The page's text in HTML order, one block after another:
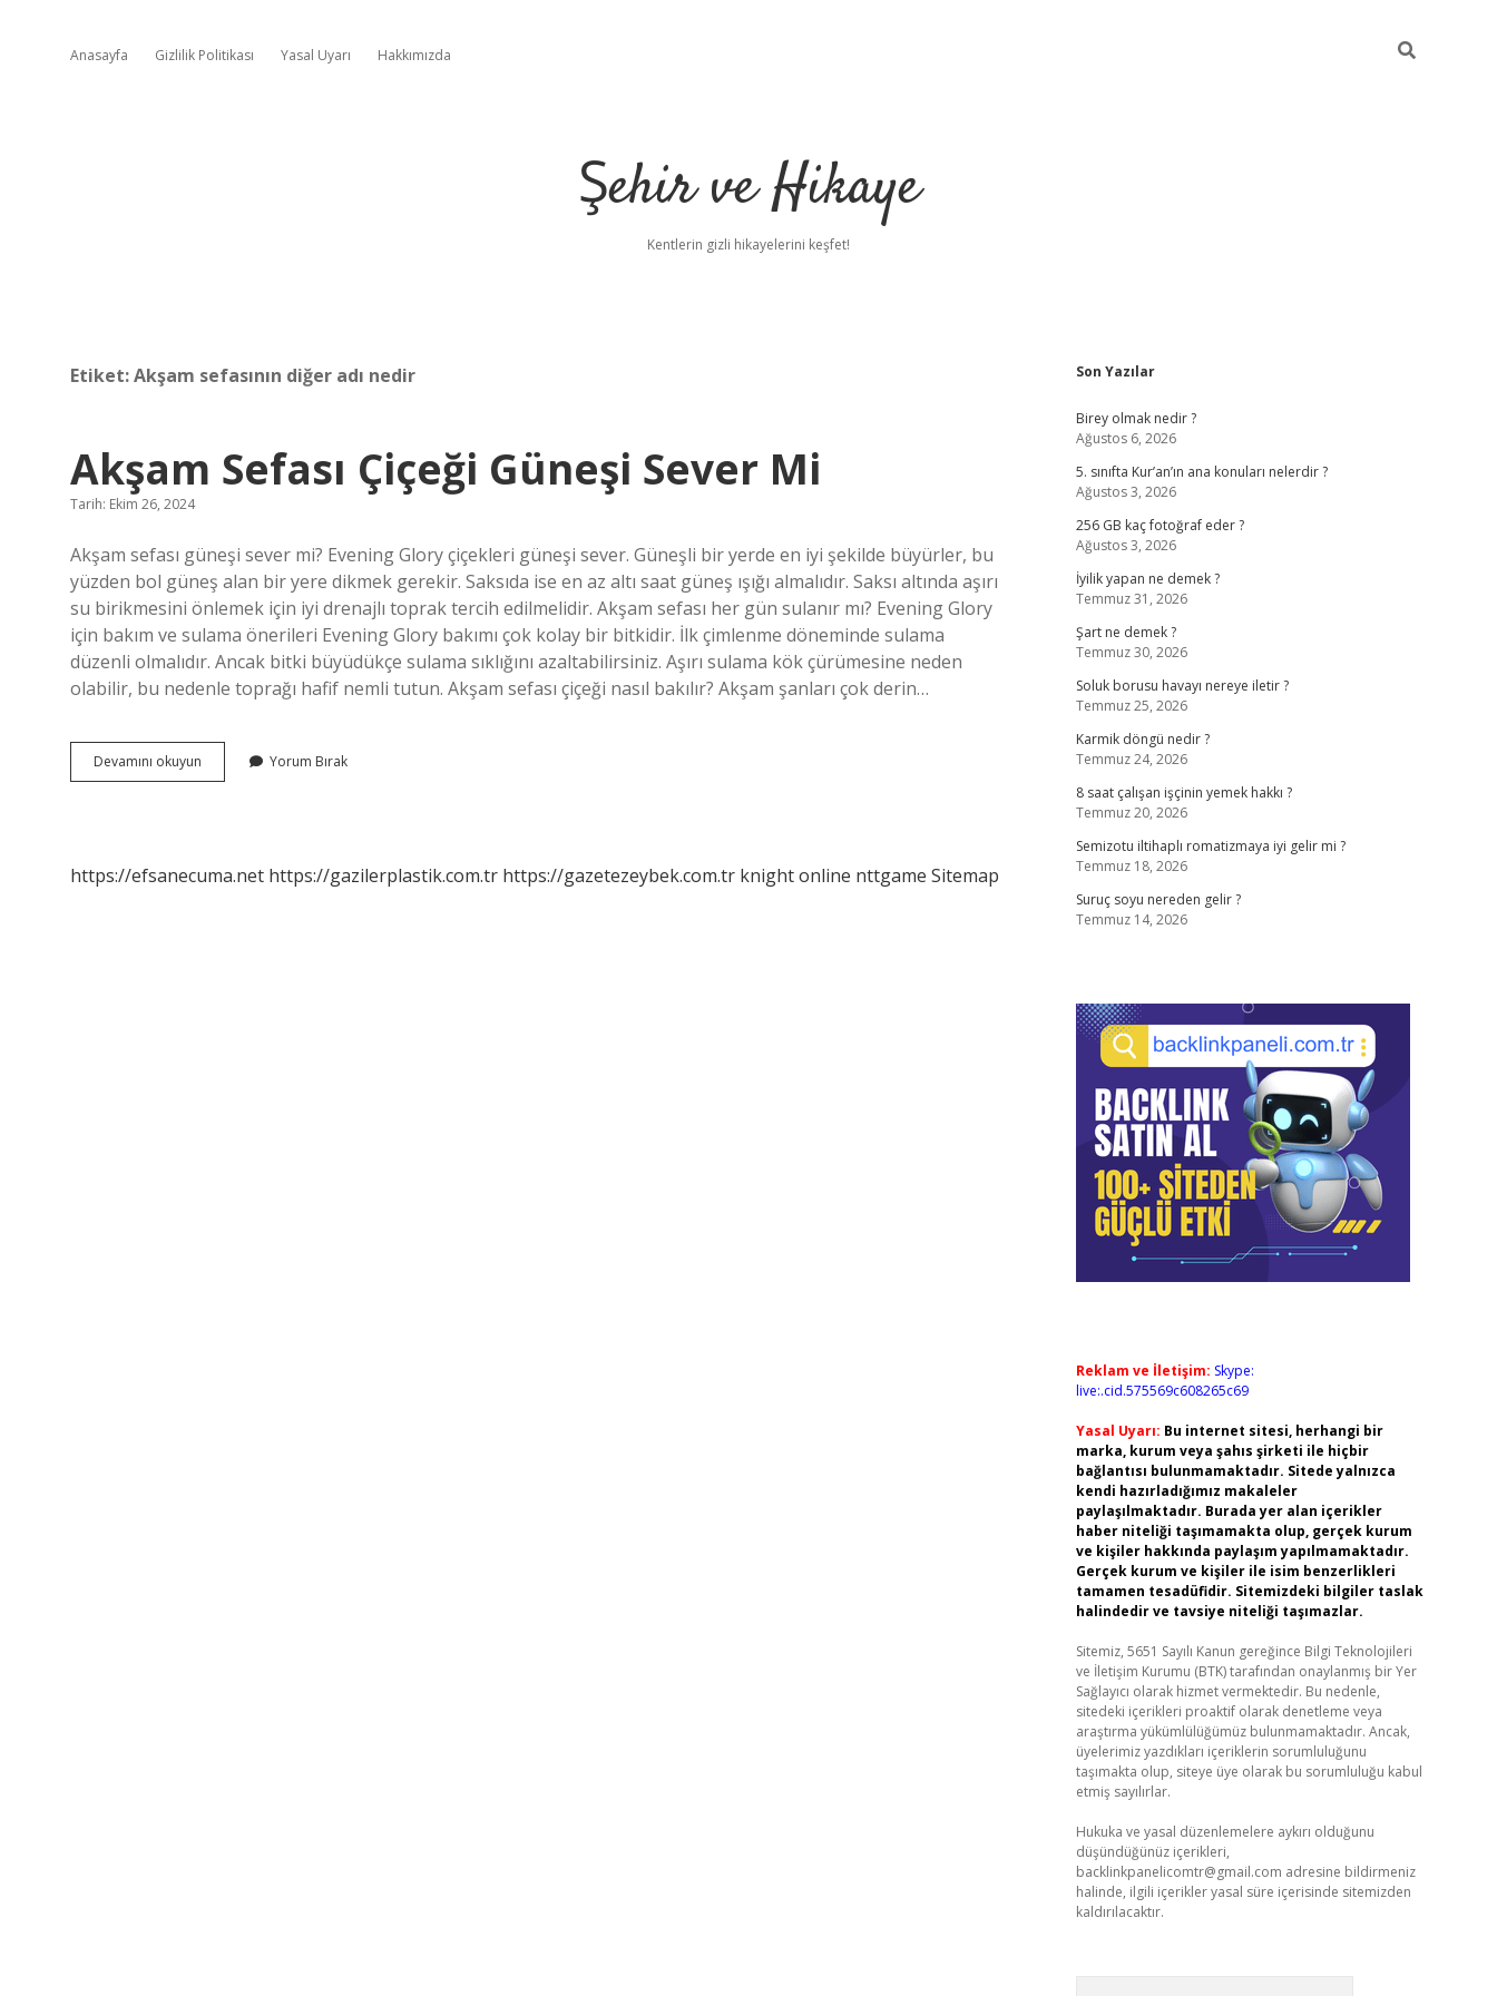
Anasayfa Gizlilik Politikası Yasal Uyarı Hakkımızda
Şehir ve Hikaye
Kentlerin gizli hikayelerini keşfet!
Etiket:Akşam sefasının diğer adı nedir
Akşam Sefası Çiçeği Güneşi Sever Mi
Tarih: Ekim 26, 2024
Akşam sefası güneşi sever mi? Evening Glory çiçekleri güneşi sever. Güneşli bir yerde en iyi şekilde büyürler, bu
yüzden bol güneş alan bir yere dikmek gerekir. Saksıda ise en az altı saat güneş ışığı almalıdır. Saksı altında aşırı
su birikmesini önlemek için iyi drenajlı toprak tercih edilmelidir. Akşam sefası her gün sulanır mı? Evening Glory
için bakım ve sulama önerileri Evening Glory bakımı çok kolay bir bitkidir. İlk çimlenme döneminde sulama
düzenli olmalıdır. Ancak bitki büyüdükçe sulama sıklığını azaltabilirsiniz. Aşırı sulama kök çürümesine neden
olabilir, bu nedenle toprağı hafif nemli tutun. Akşam sefası çiçeği nasıl bakılır? Akşam şanları çok derin…
Devamını okuyun
Sefası
Yorum Bırak
https://efsanecuma.net https://gazilerplastik.com.tr https://gazetezeybek.com.tr knight online nttgame Sitemap
Sidebar
Son Yazılar
Birey olmak nedir ?
Ağustos 6, 2026
5. sınıfta Kur’an’ın ana konuları nelerdir ?
Ağustos 3, 2026
256 GB kaç fotoğraf eder ?
Ağustos 3, 2026
İyilik yapan ne demek ?
Temmuz 31, 2026
Şart ne demek ?
Temmuz 30, 2026
Soluk borusu havayı nereye iletir ?
Temmuz 25, 2026
Karmik döngü nedir ?
Temmuz 24, 2026
8 saat çalışan işçinin yemek hakkı ?
Temmuz 20, 2026
Semizotu iltihaplı romatizmaya iyi gelir mi ?
Temmuz 18, 2026
Suruç soyu nereden gelir ?
Temmuz 14, 2026
Reklam ve İletişim: Skype:
live:.cid.575569c608265c69
Yasal Uyarı: Bu internet sitesi, herhangi bir
marka, kurum veya şahıs şirketi ile hiçbir
bağlantısı bulunmamaktadır. Sitede yalnızca
kendi hazırladığımız makaleler
paylaşılmaktadır. Burada yer alan içerikler
haber niteliği taşımamakta olup, gerçek kurum
ve kişiler hakkında paylaşım yapılmamaktadır.
Gerçek kurum ve kişiler ile isim benzerlikleri
tamamen tesadüfidir. Sitemizdeki bilgiler taslak
halindedir ve tavsiye niteliği taşımazlar.
Sitemiz, 5651 Sayılı Kanun gereğince Bilgi Teknolojileri
ve İletişim Kurumu (BTK) tarafından onaylanmış bir Yer
Sağlayıcı olarak hizmet vermektedir. Bu nedenle,
sitedeki içerikleri proaktif olarak denetleme veya
araştırma yükümlülüğümüz bulunmamaktadır. Ancak,
üyelerimiz yazdıkları içeriklerin sorumluluğunu
taşımakta olup, siteye üye olarak bu sorumluluğu kabul
etmiş sayılırlar.
Hukuka ve yasal düzenlemelere aykırı olduğunu
düşündüğünüz içerikleri,
backlinkpanelicomtr@gmail.com adresine bildirmeniz
halinde, ilgili içerikler yasal süre içerisinde sitemizden
kaldırılacaktır.